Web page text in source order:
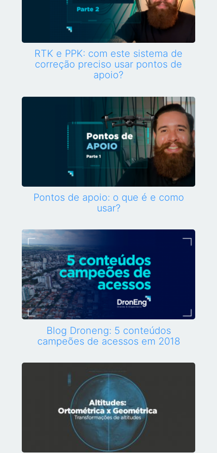
RTK e PPK: com este sistema de
correção preciso usar pontos de
apoio?
Pontos de apoio: o que é e como
usar?
Blog Droneng: 5 conteúdos
campeões de acessos em 2018